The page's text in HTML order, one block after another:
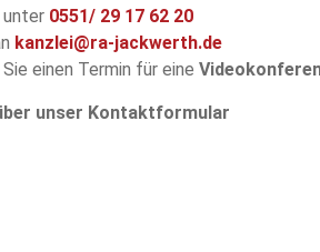
0551/ 29 17 62 20
kanzlei@ra-jackwerth.de
einen Termin für eine
unser Kontaktformular